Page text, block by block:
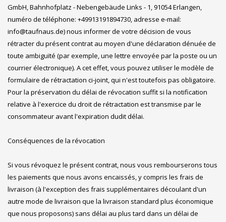
GmbH, Bahnhofplatz - Nebengebäude Links - 1, 91054 Erlangen,
numéro de téléphone: +49913191894730, adresse e-mail:
info@taufnaus.de) nous informer de votre décision de vous
rétracter du présent contrat au moyen d'une déclaration dénuée de
toute ambiguïté (par exemple, une lettre envoyée par la poste ou un
courrier électronique). A cet effet, vous pouvez utiliser le modèle de
formulaire de rétractation ci-joint, qui n'est toutefois pas obligatoire.
Pour la préservation du délai de révocation suffit si la notification
relative à l'exercice du droit de rétractation est transmise par le
consommateur avant l'expiration dudit délai.
Conséquences de la révocation
Si vous révoquez le présent contrat, nous vous rembourserons tous
les paiements que nous avons encaissés, y compris les frais de
livraison (à l'exception des frais supplémentaires découlant d'un
autre mode de livraison que la livraison standard plus économique
que nous proposons) sans délai au plus tard dans un délai de